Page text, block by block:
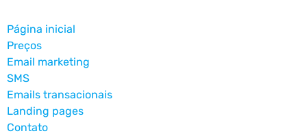
Página inicial
Preços
Email marketing
SMS
Emails transacionais
Landing pages
Contato